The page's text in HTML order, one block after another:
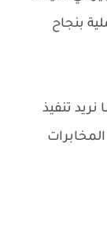
بنجاح
تنفيذ